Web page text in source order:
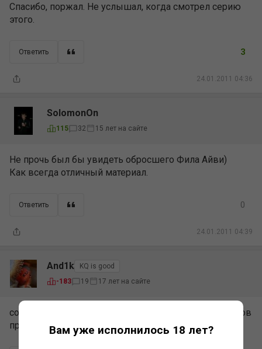
Вам уже исполнилось 18 лет?
Спасибо, поржал. Не услышал, когда смотрел серию
этого.
Ответить
24.01.2011 04:36
3
SolomonOn
115 32 15 лет на сайте
Не прочь был бы увидеть обросшего Фила Айви)
Как всегда отличный материал.
Ответить
24.01.2011 04:39
0
And1k
KQ is good
-183
19 17 лет на сайте
согласен год не стричься за 5к) есть желающие? готов
предложить 5к1 )